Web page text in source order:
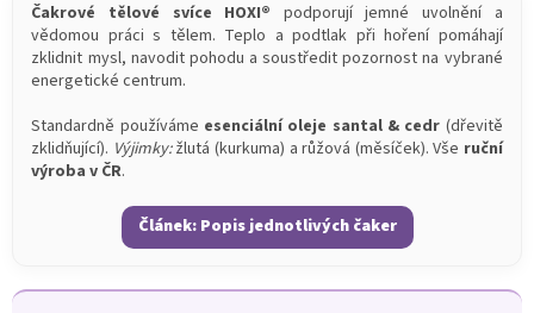
c
p
k
y
ý
p
i
u
á
í
Čakrové tělové svíce HOXI® podporují jemné uvolnění a
vědomou práci s tělem. Teplo a podtlak při hoření pomáhají
zklidnit mysl, navodit pohodu a soustředit pozornost na vybrané
energetické centrum.
Standardně používáme esenciální oleje santal & cedr (dřevitě
zklidňující). Výjimky:žlutá (kurkuma) a růžová (měsíček). Vše ruční
výroba v ČR.
Článek: Popis jednotlivých čaker